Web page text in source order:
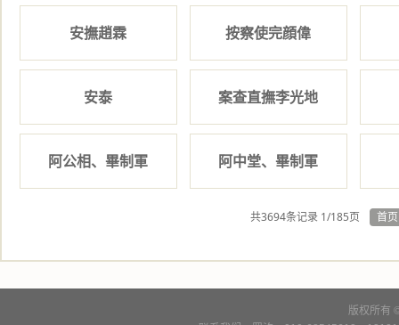
安撫趙霖 按察使完顔偉
安泰 案查直撫李光地
阿公相、畢制軍 阿中堂、畢制軍
共3694条记录 1/185页 首页
版权所有